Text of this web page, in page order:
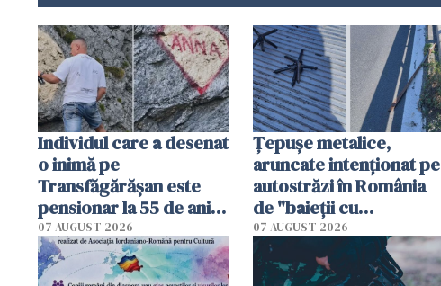
Individul care a desenat
o inimă pe
Transfăgărășan este
pensionar la 55 de ani.
Poliția l-a identificat
07 AUGUST 2026
Țepușe metalice,
aruncate intenționat pe
autostrăzi în România
de "baieții cu
platforme": "Mi-au
cerut 1200 lei să mă
tracteze"
07 AUGUST 2026